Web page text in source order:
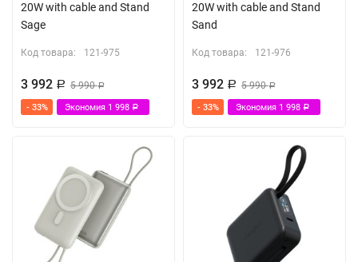
20W with cable and Stand
Sage
Код товара: 121-975
3 992 Р 5 990Р
- 33% Экономия 1 998 Р
20W with cable and Stand
Sand
Код товара: 121-976
3 992 Р 5 990Р
- 33% Экономия 1 998 Р